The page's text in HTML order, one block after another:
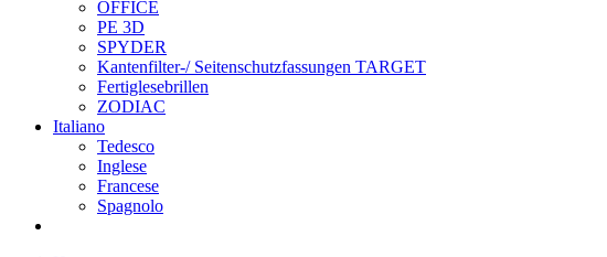
OFFICE
PE 3D
SPYDER
Kantenfilter-/ Seitenschutzfassungen TARGET
Fertiglesebrillen
ZODIAC
Italiano
Tedesco
Inglese
Francese
Spagnolo